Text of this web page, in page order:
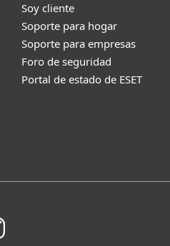
Soy cliente
Soporte para hogar
Soporte para empresas
Foro de seguridad
Portal de estado de ESET